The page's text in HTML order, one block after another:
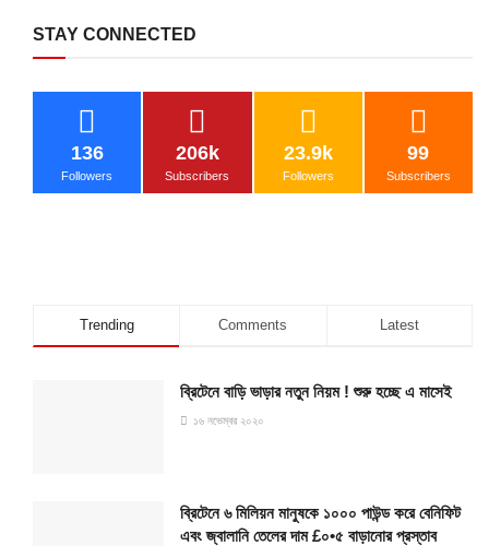
STAY CONNECTED
136
Followers
206k
Subscribers
23.9k
Followers
99
Subscribers
Trending Comments Latest
ব্রিটেনে বাড়ি ভাড়ার নতুন নিয়ম ! শুরু হচ্ছে এ মাসেই
১৬ নভেম্বর ২০২০
ব্রিটেনে ৬ মিলিয়ন মানুষকে ১০০০ পাউন্ড করে বেনিফিট
এবং জ্বালানি তেলের দাম £০•৫ বাড়ানোর প্রস্তাব